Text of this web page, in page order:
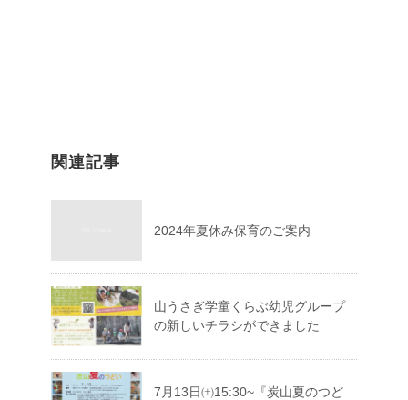
関連記事
2024年夏休み保育のご案内
山うさぎ学童くらぶ幼児グループ
の新しいチラシができました
7月13日㈯15:30~『炭山夏のつど